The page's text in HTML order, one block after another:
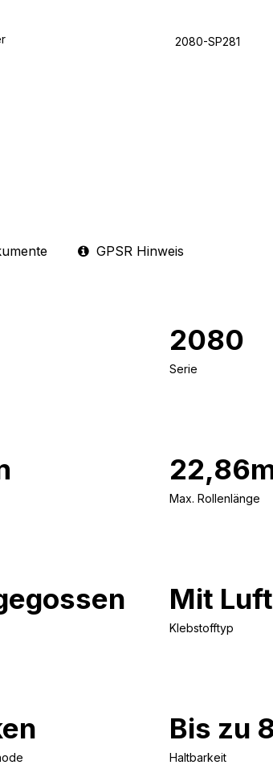
2080-SP281
GPSR Hinweis
2080
Serie
Max. Rollenlänge
Mit
Klebstofftyp
Bis zu
Haltbarkeit